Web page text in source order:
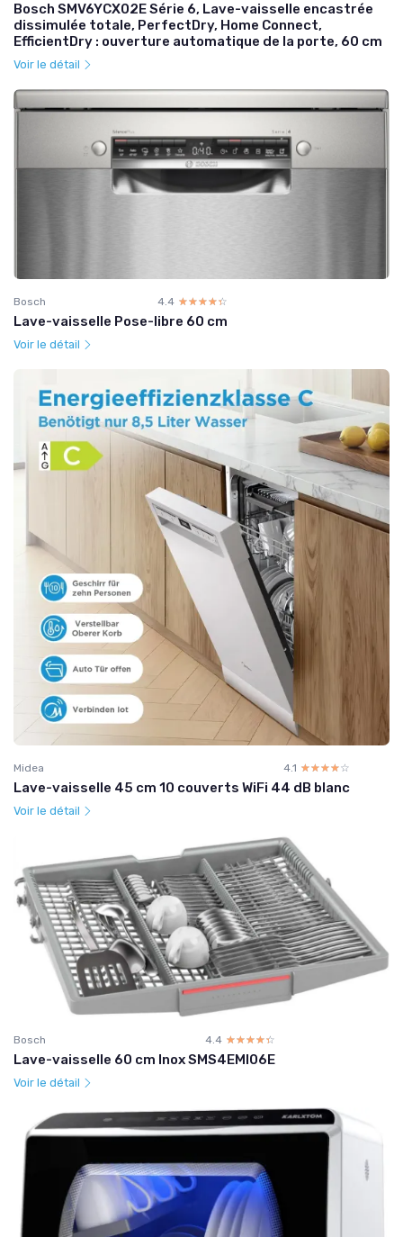
Bosch SMV6YCX02E Série 6, Lave-vaisselle encastrée
dissimulée totale, PerfectDry, Home Connect,
EfficientDry : ouverture automatique de la porte, 60 cm
Voir le détail
Bosch 4.4 ☆☆☆☆☆
★★★★★
Lave-vaisselle Pose-libre 60 cm
Voir le détail
Midea 4.1 ☆☆☆☆☆
★★★★★
Lave-vaisselle 45 cm 10 couverts WiFi 44 dB blanc
Voir le détail
Bosch 4.4 ☆☆☆☆☆
★★★★★
Lave-vaisselle 60 cm Inox SMS4EMI06E
Voir le détail